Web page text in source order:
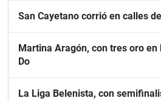
San Cayetano corrió en calles
Martina Aragón, con tres oro en
Do
La Liga Belenista, con